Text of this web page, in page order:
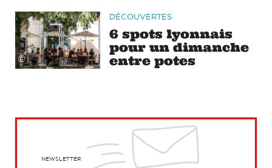
©
DÉCOUVERTES
6 spots lyonnais
pour un dimanche
entre potes
NEWSLETTER